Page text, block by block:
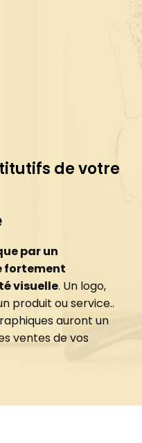
de votre
par un
fortement
visuelle. Un logo,
produit ou service..
auront un
ventes de vos